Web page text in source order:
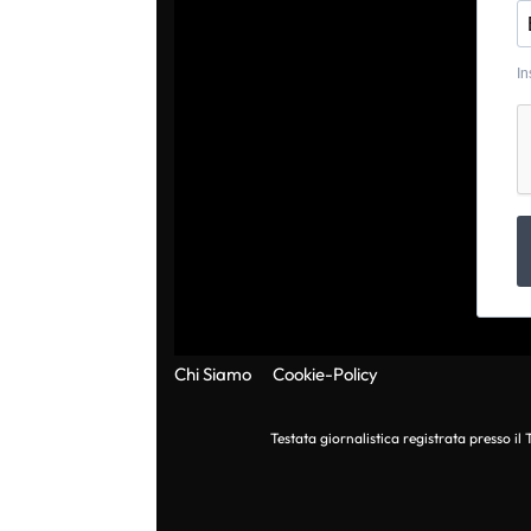
Chi Siamo Cookie-Policy
Testata giornalistica registrata presso il